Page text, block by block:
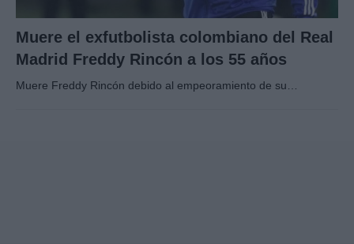
Muere el exfutbolista colombiano del Real
Madrid Freddy Rincón a los 55 años
Muere Freddy Rincón debido al empeoramiento de su…